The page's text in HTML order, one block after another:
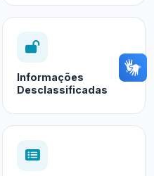
Informações
Desclassificadas